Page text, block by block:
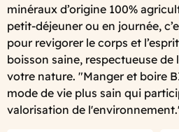
minéraux d’origine 100%
petit-déjeuner ou en journée,
pour revigorer le corps et
boisson saine, respectueuse
votre nature. "Manger et boire
mode de vie plus sain qui
valorisation de